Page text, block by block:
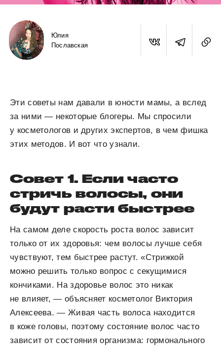
Юлия
Пославская
Эти советы нам давали в юности мамы, а вслед
за ними — некоторые блогеры. Мы спросили
у косметологов и других экспертов, в чем фишка
этих методов. И вот что узнали.
Совет 1. Если часто
стричь волосы, они
будут расти быстрее
На самом деле скорость роста волос зависит
только от их здоровья: чем волосы лучше себя
чувствуют, тем быстрее растут. «Стрижкой
можно решить только вопрос с секущимися
кончиками. На здоровье волос это никак
не влияет, — объясняет косметолог Виктория
Алексеева. — Живая часть волоса находится
в коже головы, поэтому состояние волос часто
зависит от состояния организма: гормонального